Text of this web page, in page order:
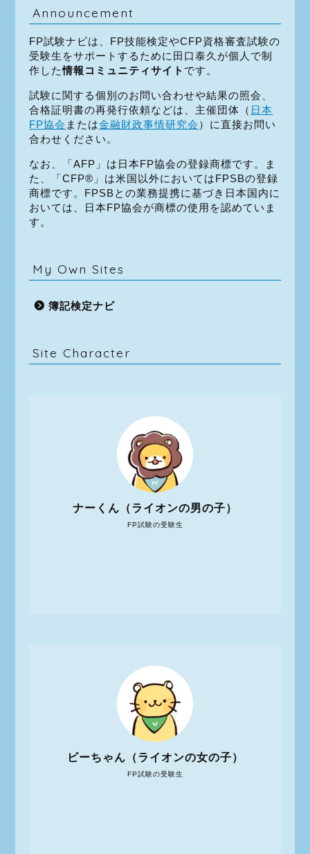
Announcement
FP試験ナビは、FP技能検定やCFP資格審査試験の
受験生をサポートするために田口泰久が個人で制
作した情報コミュニティサイト です。
試験に関する個別のお問い合わせや結果の照会、
合格証明書の再発行依頼などは、主催団体（ 日本
FP協会 または金融財政事情研究会 ）に直接お問い
合わせください。
なお、「AFP」は日本FP協会の登録商標です。ま
た、「CFP®」は米国以外においてはFPSBの登録
商標です。FPSBとの業務提携に基づき日本国内に
おいては、日本FP協会が商標の使用を認めていま
す。
My Own Sites
簿記検定ナビ
Site Character
FP試験の受験生
ナーくん（ライオンの男の子）
FP試験の受験生
ビーちゃん（ライオンの女の子）